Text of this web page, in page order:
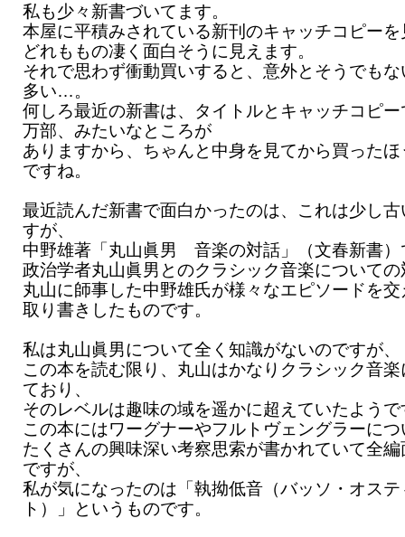
私も少々新書づいてます。
本屋に平積みされている新刊のキャッチコピー
どれももの凄く面白そうに見えます。
それで思わず衝動買いすると、意外とそうでも
多い…。
何しろ最近の新書は、タイトルとキャッチコピ
万部、みたいなところが
ありますから、ちゃんと中身を見てから買った
ですね。
最近読んだ新書で面白かったのは、これは少し
すが、
中野雄著「丸山眞男 音楽の対話」（文春新書）
政治学者丸山眞男とのクラシック音楽について
丸山に師事した中野雄氏が様々なエピソードを
取り書きしたものです。
私は丸山眞男について全く知識がないのですが、
この本を読む限り、丸山はかなりクラシック音
ており、
そのレベルは趣味の域を遥かに超えていたようで
この本にはワーグナーやフルトヴェングラーに
たくさんの興味深い考察思索が書かれていて全
ですが、
私が気になったのは「執拗低音（バッソ・オステ
ト）」というものです。